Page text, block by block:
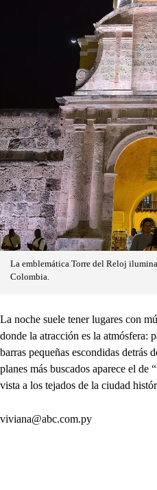
La emblemática Torre del Reloj
Colombia.
La noche suele tener lugares con
donde la atracción es la atmósfera:
barras pequeñas escondidas detrás
planes más buscados aparece el de
vista a los tejados de la ciudad
viviana@abc.com.py